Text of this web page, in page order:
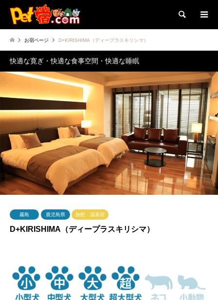
検索
お宿ページ D+KIRISHIMA（ディープラスキリシマ）
快適な寛ぎ・快適な食事空間・快適な睡眠
霧島 鹿児島県 旅館・温泉宿
D+KIRISHIMA（ディープラスキリシマ）